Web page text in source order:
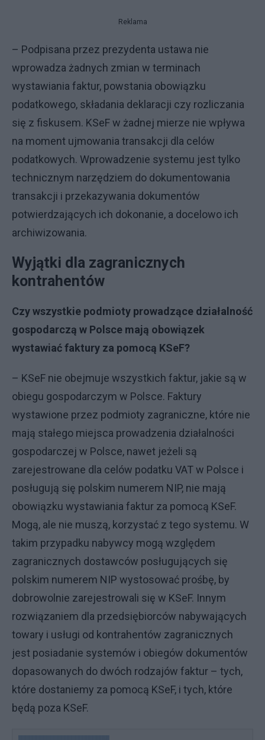
Reklama
– Podpisana przez prezydenta ustawa nie
wprowadza żadnych zmian w terminach
wystawiania faktur, powstania obowiązku
podatkowego, składania deklaracji czy rozliczania
się z fiskusem. KSeF w żadnej mierze nie wpływa
na moment ujmowania transakcji dla celów
podatkowych. Wprowadzenie systemu jest tylko
technicznym narzędziem do dokumentowania
transakcji i przekazywania dokumentów
potwierdzających ich dokonanie, a docelowo ich
archiwizowania.
Wyjątki dla zagranicznych
kontrahentów
Czy wszystkie podmioty prowadzące działalność
gospodarczą w Polsce mają obowiązek
wystawiać faktury za pomocą KSeF?
– KSeF nie obejmuje wszystkich faktur, jakie są w
obiegu gospodarczym w Polsce. Faktury
wystawione przez podmioty zagraniczne, które nie
mają stałego miejsca prowadzenia działalności
gospodarczej w Polsce, nawet jeżeli są
zarejestrowane dla celów podatku VAT w Polsce i
posługują się polskim numerem NIP, nie mają
obowiązku wystawiania faktur za pomocą KSeF.
Mogą, ale nie muszą, korzystać z tego systemu. W
takim przypadku nabywcy mogą względem
zagranicznych dostawców posługujących się
polskim numerem NIP wystosować prośbę, by
dobrowolnie zarejestrowali się w KSeF. Innym
rozwiązaniem dla przedsiębiorców nabywających
towary i usługi od kontrahentów zagranicznych
jest posiadanie systemów i obiegów dokumentów
dopasowanych do dwóch rodzajów faktur – tych,
które dostaniemy za pomocą KSeF, i tych, które
będą poza KSeF.